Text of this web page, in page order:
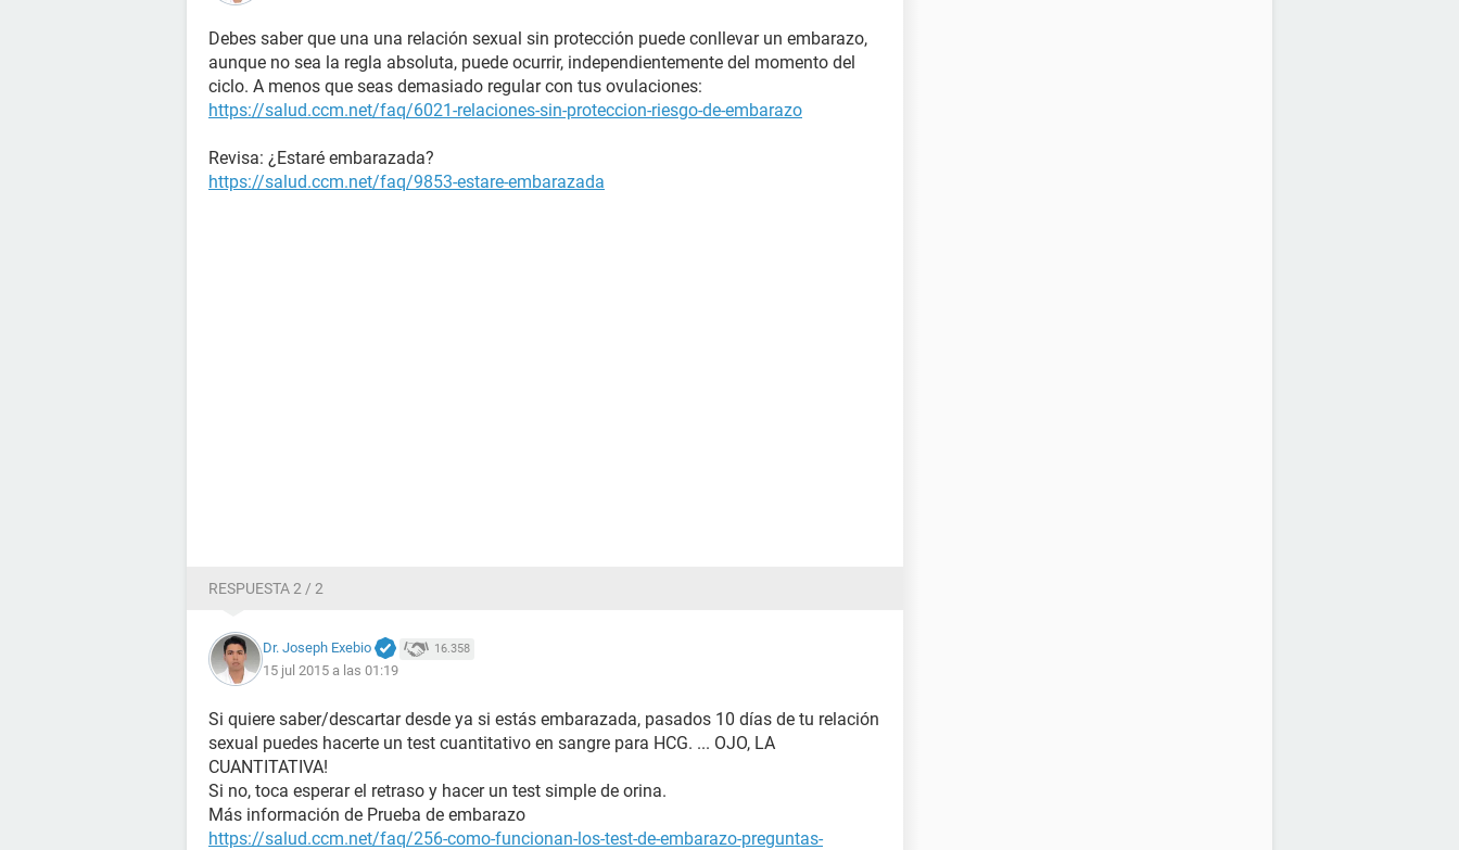
Debes saber que una una relación sexual sin protección puede conllevar un embarazo,
aunque no sea la regla absoluta, puede ocurrir, independientemente del momento del
ciclo. A menos que seas demasiado regular con tus ovulaciones:
https://salud.ccm.net/faq/6021-relaciones-sin-proteccion-riesgo-de-embarazo
Revisa: ¿Estaré embarazada?
https://salud.ccm.net/faq/9853-estare-embarazada
RESPUESTA 2 / 2
Dr. Joseph Exebio 16.358
15 jul 2015 a las 01:19
Si quiere saber/descartar desde ya si estás embarazada, pasados 10 días de tu relación
sexual puedes hacerte un test cuantitativo en sangre para HCG. ... OJO, LA
CUANTITATIVA!
Si no, toca esperar el retraso y hacer un test simple de orina.
Más información de Prueba de embarazo
https://salud.ccm.net/faq/256-como-funcionan-los-test-de-embarazo-preguntas-